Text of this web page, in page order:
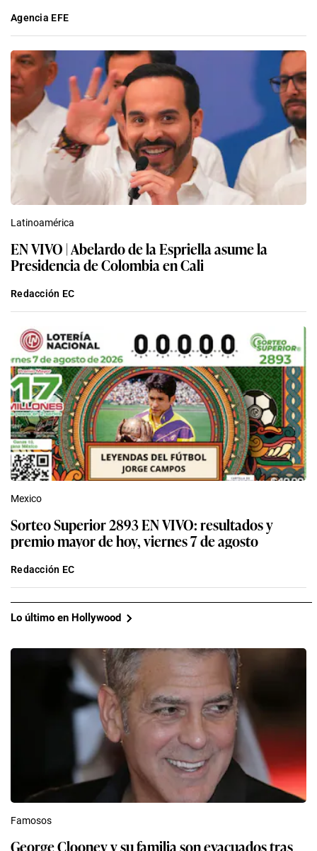
Agencia EFE
Latinoamérica
EN VIVO | Abelardo de la Espriella asume la
Presidencia de Colombia en Cali
Redacción EC
Mexico
Sorteo Superior 2893 EN VIVO: resultados y
premio mayor de hoy, viernes 7 de agosto
Redacción EC
Lo último en Hollywood
Famosos
George Clooney y su familia son evacuados tras